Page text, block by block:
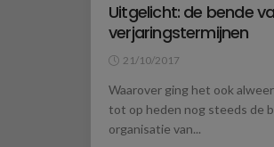
Uitgelicht: de bende
verjaringstermijnen
21/10/2017
Waarover ging het ook
tot op heden nog steeds de
organisatie van...